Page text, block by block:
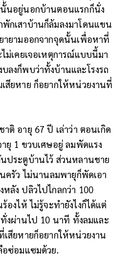
นอยู่นอกบ้านตอนแรกก็นั่ง
กเสาบ้านก็ล้มลงมาโดนแขน
ายามออกจากจุดนั้นเพื่อหาที่
ม่เคยเจอเหตุการณ์แบบนี้มา
ลงก็พบว่าทั้งบ้านและโรงรถ
สียหาย ก็อยากให้หน่วยงานที่
ติ อายุ 67 ปี เล่าว่า ตอนเกิด
ยุ 1 ขวบเศษอยู่ ลมพัดแรง
ประตูบ้านไว้ ส่วนหลานชาย
ครัว ไม่นานลมพายุก็พัดเอา
ลัง ปลิวไปไกลกว่า 100
องไห้ ไม่รู้จะทำยังไงก็ได้แต่
งผ่านไป 10 นาที ทั้งลมและ
สียหายก็อยากให้หน่วยงาน
อซ่อมแซมด้วย.